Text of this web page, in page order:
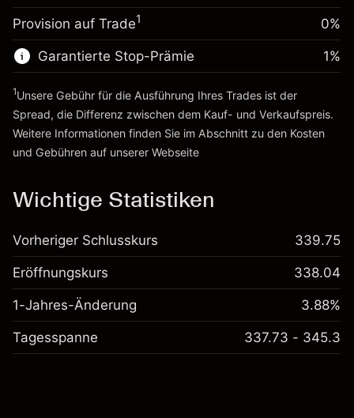
Zur Plattform
Positionsgröße mit Hebelwirkung
~$5,000.00
Geld aus Hebelwirkung ~
Zur Plattform
Provision auf Trade1 0%
Garantierte Stop-Prämie 1%
1Unsere Gebühr für die Ausführung Ihres Trades ist der
Spread, die Differenz zwischen dem Kauf- und Verkaufspreis.
Weitere Informationen finden Sie im Abschnitt zu den Kosten
und Gebühren auf unserer Webseite
Wichtige Statistiken
Vorheriger Schlusskurs 339.75
Eröffnungskurs 338.04
1-Jahres-Änderung 3.88%
Tagesspanne 337.73 - 345.3